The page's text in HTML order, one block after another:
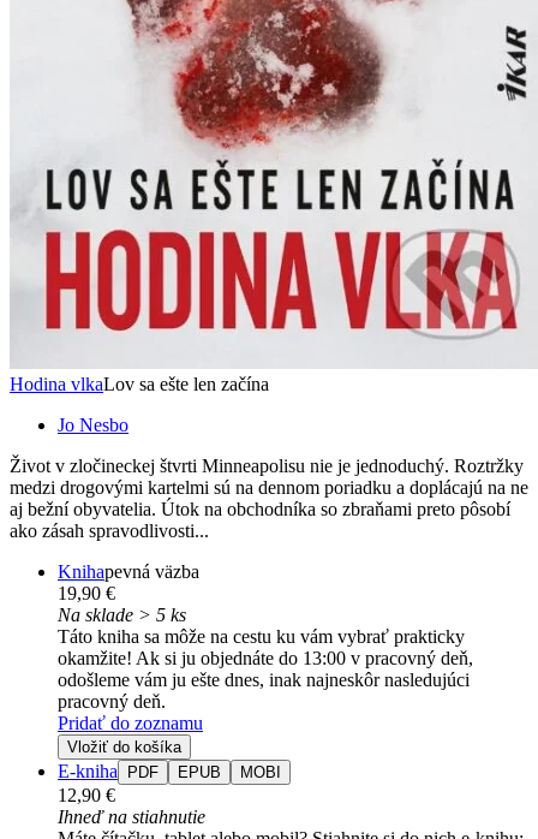
Hodina vlkaLov sa ešte len začína
Jo Nesbo
Život v zločineckej štvrti Minneapolisu nie je jednoduchý. Roztržky
medzi drogovými kartelmi sú na dennom poriadku a doplácajú na ne
aj bežní obyvatelia. Útok na obchodníka so zbraňami preto pôsobí
ako zásah spravodlivosti...
Knihapevná väzba
19,90 €
Na sklade > 5 ks
Táto kniha sa môže na cestu ku vám vybrať prakticky
okamžite! Ak si ju objednáte do 13:00 v pracovný deň,
odošleme vám ju ešte dnes, inak najneskôr nasledujúci
pracovný deň.
Pridať do zoznamu
Vložiť do košíka
E-kniha PDF EPUB MOBI
12,90 €
Ihneď na stiahnutie